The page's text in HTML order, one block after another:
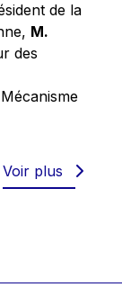
de la
M.
des
Voir plus